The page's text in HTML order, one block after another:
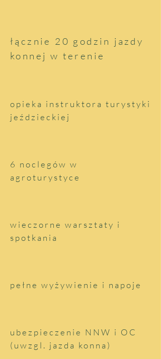
łącznie 20 godzin jazdy
konnej w terenie
opieka instruktora turystyki
jeździeckiej
6 noclegów w
agroturystyce
wieczorne warsztaty i
spotkania
pełne wyżywienie i napoje
ubezpieczenie NNW i OC
(uwzgl. jazda konna)